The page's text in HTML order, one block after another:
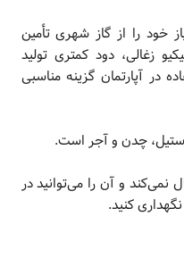
خود را از گاز شهری تأمین
زغالی، دود کمتری تولید
آپارتمان گزینه مناسبی
چدن و آجر است.
نمی‌کند و آن را می‌توانید در
کنید.